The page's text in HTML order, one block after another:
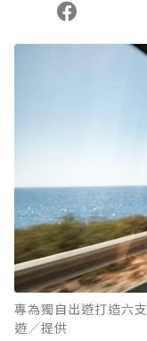
專為獨自出遊打造六
遊／提供